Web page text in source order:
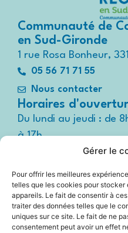
Gérer le
Pour offrir les meilleures
telles que les cookies pour
appareils. Le fait de consentir à
traiter des données telles que le
uniques sur ce site. Le fait de ne
consentement peut avoir un effet
Communauté de
en Sud-Gironde
1 rue Rosa Bonheur,
05 56 71 71 55
Nous contacter
Horaires
Du lundi au jeudi : de
à 17h
Le vendredi : de 8h30
Suivez-nous !